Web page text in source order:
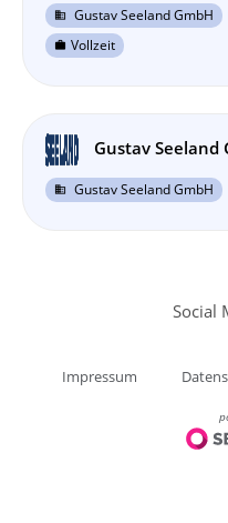
business Gustav Seeland GmbH
work Vollzeit
Gustav Seeland
business Gustav Seeland GmbH
Social
Impressum